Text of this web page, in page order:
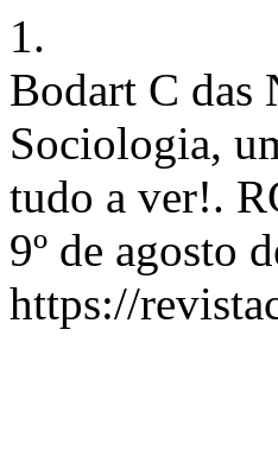
1.
Bodart C das
Sociologia,
tudo a ver!.
9º de agosto
https://